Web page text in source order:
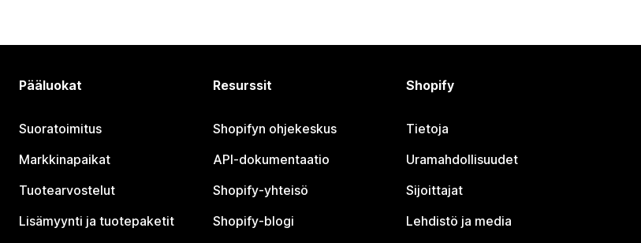
Pääluokat
Suoratoimitus
Markkinapaikat
Tuotearvostelut
Lisämyynti ja tuotepaketit
Resurssit
Shopifyn ohjekeskus
API-dokumentaatio
Shopify-yhteisö
Shopify-blogi
Shopify
Tietoja
Uramahdollisuudet
Sijoittajat
Lehdistö ja media